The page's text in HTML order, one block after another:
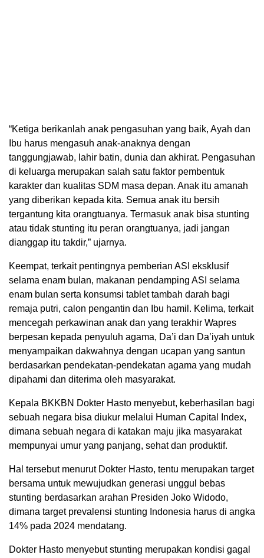
“Ketiga berikanlah anak pengasuhan yang baik, Ayah dan
Ibu harus mengasuh anak-anaknya dengan
tanggungjawab, lahir batin, dunia dan akhirat. Pengasuhan
di keluarga merupakan salah satu faktor pembentuk
karakter dan kualitas SDM masa depan. Anak itu amanah
yang diberikan kepada kita. Semua anak itu bersih
tergantung kita orangtuanya. Termasuk anak bisa stunting
atau tidak stunting itu peran orangtuanya, jadi jangan
dianggap itu takdir,” ujarnya.
Keempat, terkait pentingnya pemberian ASI eksklusif
selama enam bulan, makanan pendamping ASI selama
enam bulan serta konsumsi tablet tambah darah bagi
remaja putri, calon pengantin dan Ibu hamil. Kelima, terkait
mencegah perkawinan anak dan yang terakhir Wapres
berpesan kepada penyuluh agama, Da’i dan Da’iyah untuk
menyampaikan dakwahnya dengan ucapan yang santun
berdasarkan pendekatan-pendekatan agama yang mudah
dipahami dan diterima oleh masyarakat.
Kepala BKKBN Dokter Hasto menyebut, keberhasilan bagi
sebuah negara bisa diukur melalui Human Capital Index,
dimana sebuah negara di katakan maju jika masyarakat
mempunyai umur yang panjang, sehat dan produktif.
Hal tersebut menurut Dokter Hasto, tentu merupakan target
bersama untuk mewujudkan generasi unggul bebas
stunting berdasarkan arahan Presiden Joko Widodo,
dimana target prevalensi stunting Indonesia harus di angka
14% pada 2024 mendatang.
Dokter Hasto menyebut stunting merupakan kondisi gagal